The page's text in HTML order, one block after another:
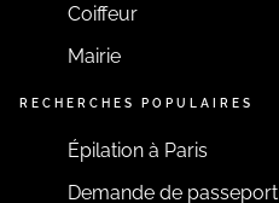
Coiffeur
Mairie
RECHERCHES POPULAIRES
Épilation à Paris
Demande de passeport